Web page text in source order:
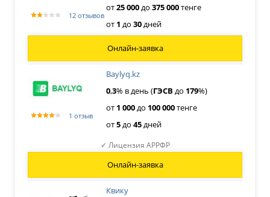
12 отзывов
от25000до 375000тенге
от 1 до 30дней
Онлайн-заявка
1 отзыв
Baylyq.kz
0,3% в день (ГЭСВ до 179%)
от 1 000до 100000тенге
от5до 45дней
Онлайн-заявка
✓ Лицензия АРРФР
Квику